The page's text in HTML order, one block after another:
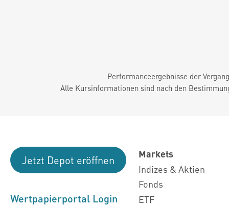
Performanceergebnisse der
Alle Kursinformationen sind nach den
Jetzt Depot eröffnen
Wertpapierportal Login
Markets
Indizes & Aktien
Fonds
ETF